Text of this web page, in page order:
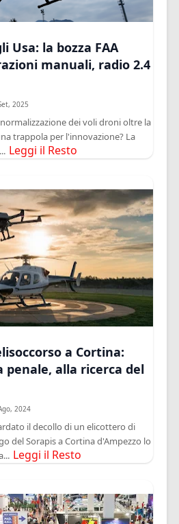
Usa: la bozza FAA
manuali, radio 2.4
2025
dei voli droni oltre la
trappola per l'innovazione? La
Leggi il Resto
a Cortina:
alla ricerca del
2024
il decollo di un elicottero di
del Sorapis a Cortina d'Ampezzo lo
Leggi il Resto